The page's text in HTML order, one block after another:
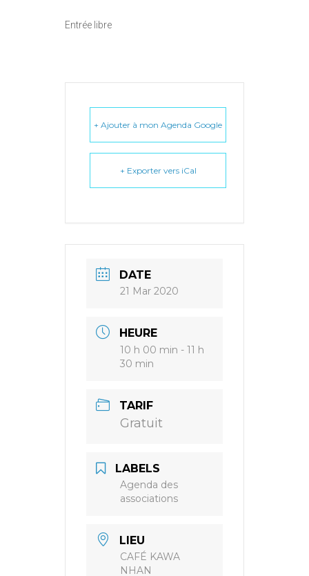
Entrée libre
+ Ajouter à mon Agenda Google
+ Exporter vers iCal
DATE
21 Mar 2020
HEURE
10 h 00 min - 11 h
30 min
TARIF
Gratuit
LABELS
Agenda des
associations
LIEU
CAFÉ KAWA
NHAN